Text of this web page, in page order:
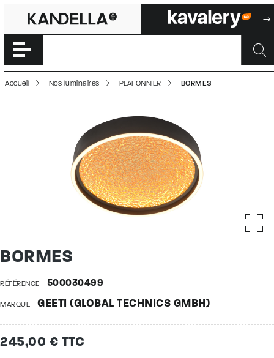
BORMES |
Accéder directement au contenu de la page
Accueil Nos luminaires PLAFONNIER BORMES
BORMES
RÉFÉRENCE 500030499
MARQUE GEETI (GLOBAL TECHNICS GMBH)
245,00 € TTC